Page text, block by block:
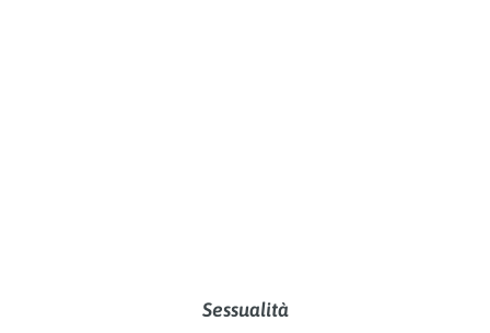
Sessualità